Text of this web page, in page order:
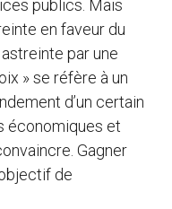
publics. Mais
en faveur du
par une
» se réfère à un
d’un certain
économiques et
Gagner
de